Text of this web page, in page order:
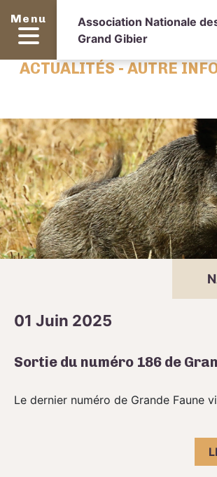
Menu
Association Nationale
Grand Gibier
ACTUALITÉS - AUTRE
01 Juin 2025
Sortie du numéro 186 de
Le dernier numéro de Grande Faune